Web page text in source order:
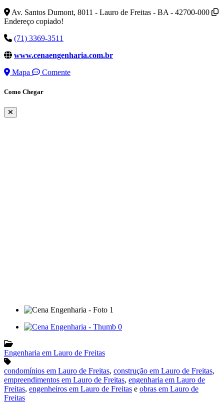
Av. Santos Dumont, 8011 - Lauro de Freitas - BA - 42700-000
Endereço copiado!
(71) 3369-3511
www.cenaengenharia.com.br
Mapa
Comente
Como Chegar
Engenharia em Lauro de Freitas
condomínios em Lauro de Freitas, construção em Lauro de Freitas,
empreendimentos em Lauro de Freitas, engenharia em Lauro de
Freitas, engenheiros em Lauro de Freitas e obras em Lauro de
Freitas